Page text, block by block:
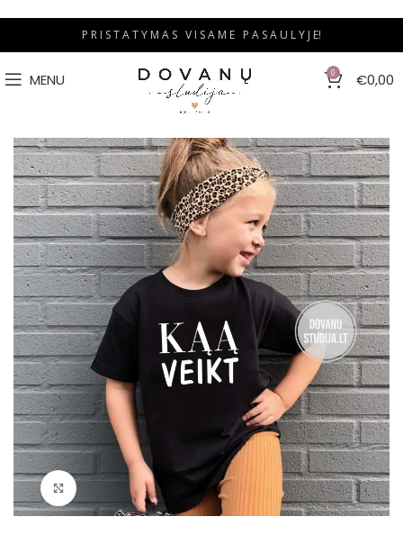
P R I S T A T Y M A S V I S A M E P A S A U L Y J E!
MENU 0 €0,00
Padidinti